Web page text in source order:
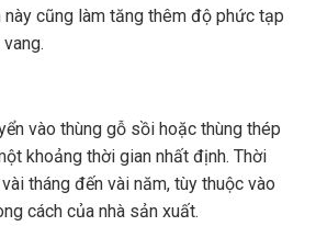
này cũng làm tăng thêm độ phức tạp
vào thùng gỗ sồi hoặc thùng thép
khoảng thời gian nhất định. Thời
tháng đến vài năm, tùy thuộc vào
cách của nhà sản xuất.